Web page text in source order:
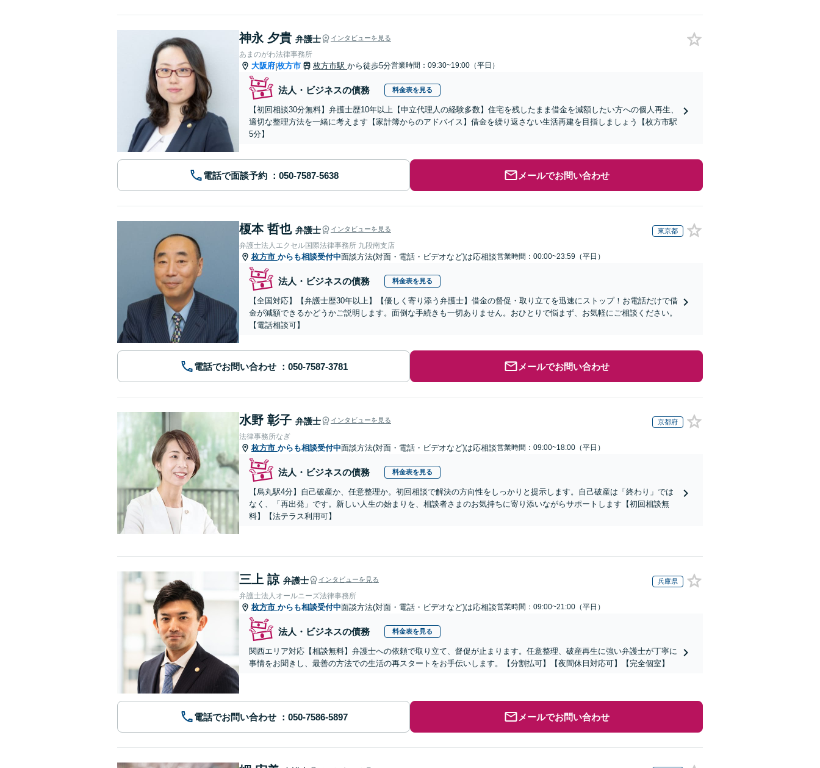
神永 夕貴 弁護士 インタビューを見る
あまのがわ法律事務所
大阪府|枚方市 枚方市駅 から徒歩5分営業時間：09:30~19:00（平日）
法人・ビジネスの債務 料金表を見る
【初回相談30分無料】弁護士歴10年以上【申立代理人の経験多数】住宅を残したまま借金を減額したい方への個人再生、
適切な整理方法を一緒に考えます【家計簿からのアドバイス】借金を繰り返さない生活再建を目指しましょう【枚方市駅
5分】
電話で面談予約 メールでお問い合わせ
榎本 哲也 弁護士 インタビューを見る 東京都
弁護士法人エクセル国際法律事務所 九段南支店
枚方市 からも相談受付中面談方法(対面・電話・ビデオなど)は応相談営業時間：00:00~23:59（平日）
法人・ビジネスの債務 料金表を見る
【全国対応】【弁護士歴30年以上】【優しく寄り添う弁護士】借金の督促・取り立てを迅速にストップ！お電話だけで借
金が減額できるかどうかご説明します。面倒な手続きも一切ありません。おひとりで悩まず、お気軽にご相談ください。
【電話相談可】
電話でお問い合わせ メールでお問い合わせ
水野 彰子 弁護士 インタビューを見る 京都府
法律事務所なぎ
枚方市 からも相談受付中面談方法(対面・電話・ビデオなど)は応相談営業時間：09:00~18:00（平日）
法人・ビジネスの債務 料金表を見る
【烏丸駅4分】自己破産か、任意整理か。初回相談で解決の方向性をしっかりと提示します。自己破産は「終わり」では
なく、「再出発」です。新しい人生の始まりを、相談者さまのお気持ちに寄り添いながらサポートします【初回相談無
料】【法テラス利用可】
三上 諒 弁護士 インタビューを見る 兵庫県
弁護士法人オールニーズ法律事務所
枚方市 からも相談受付中面談方法(対面・電話・ビデオなど)は応相談営業時間：09:00~21:00（平日）
法人・ビジネスの債務 料金表を見る
関西エリア対応【相談無料】弁護士への依頼で取り立て、督促が止まります。任意整理、破産再生に強い弁護士が丁寧に
事情をお聞きし、最善の方法での生活の再スタートをお手伝いします。【分割払可】【夜間休日対応可】【完全個室】
電話でお問い合わせ メールでお問い合わせ